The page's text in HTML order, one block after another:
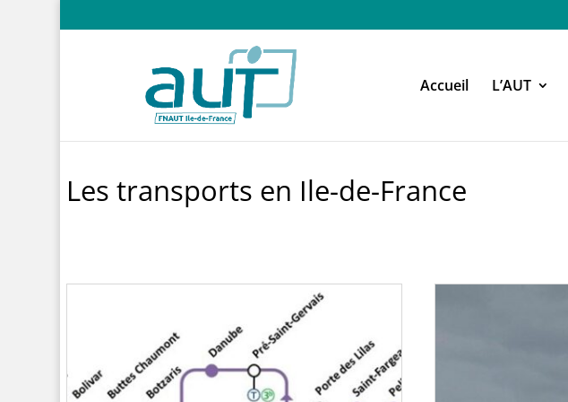
Accueil L’AUT
Les transports en Ile-de-France